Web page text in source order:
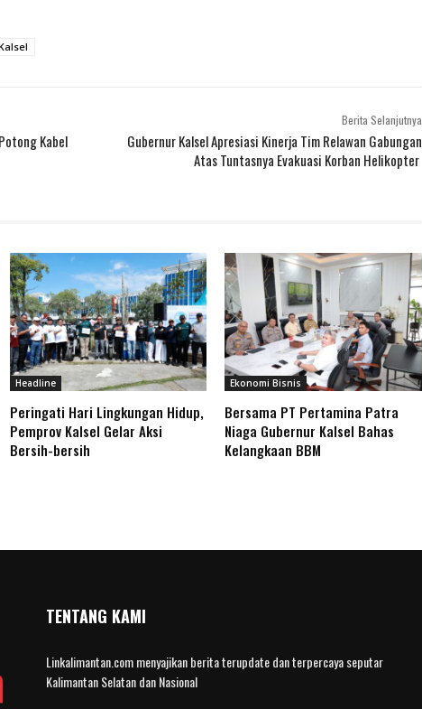
Kabel
Berita Selanjutnya
Gubernur Kalsel Apresiasi Kinerja Tim Relawan Gabungan
Atas Tuntasnya Evakuasi Korban Helikopter
Headline
Peringati Hari Lingkungan Hidup,
Pemprov Kalsel Gelar Aksi
Bersih-bersih
Ekonomi Bisnis
Bersama PT Pertamina Patra
Niaga Gubernur Kalsel Bahas
Kelangkaan BBM
TENTANG KAMI
Linkalimantan.com menyajikan berita terupdate dan terpercaya seputar
Kalimantan Selatan dan Nasional